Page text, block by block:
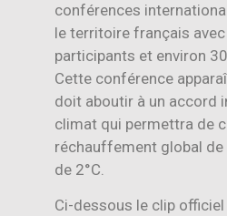
conférences
le territoire français
participants et environ
Cette conférence
doit aboutir à un accord
climat qui permettra de
réchauffement global de
de 2°C.
Ci-dessous le clip